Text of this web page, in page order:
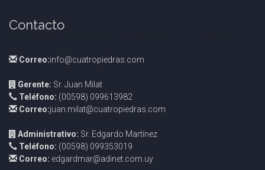
Contacto
Correo:info@cuatropiedras.com
Gerente: Sr. Juan Milat
Teléfono: (00598) 099613982
Correo:juan.milat@cuatropiedras.com
Administrativo: Sr. Edgardo Martínez
Teléfono: (00598) 099353019
Correo: edgardmar@adinet.com.uy